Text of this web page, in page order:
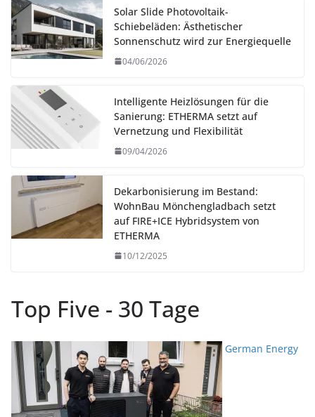
Solar Slide Photovoltaik-
Schiebeläden: Ästhetischer
Sonnenschutz wird zur Energiequelle
04/06/2026
Intelligente Heizlösungen für die
Sanierung: ETHERMA setzt auf
Vernetzung und Flexibilität
09/04/2026
Dekarbonisierung im Bestand:
WohnBau Mönchengladbach setzt
auf FIRE+ICE Hybridsystem von
ETHERMA
10/12/2025
Top Five - 30 Tage
German Energy